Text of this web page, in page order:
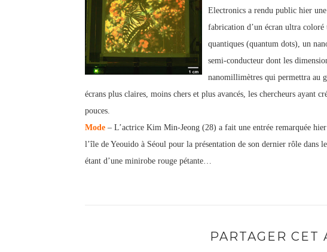
Electronics a rendu public hier
fabrication d’un écran ultra
quantiques (quantum dots), un
semi-conducteur dont les
nanomillimètres qui permettra au
écrans plus claires, moins chers et plus avancés, les chercheurs ayant
pouces.
Mode – L’actrice Kim Min-Jeong (28) a fait une entrée remarquée
l’île de Yeouido à Séoul pour la présentation de son dernier rôle
étant d’une minirobe rouge pétante…
PARTAGER CET